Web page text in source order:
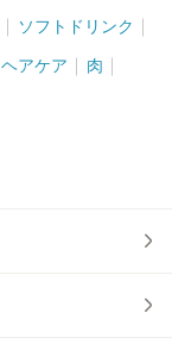
ソフトドリンク
ヘアケア 肉